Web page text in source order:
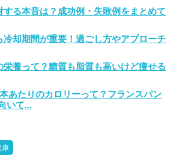
する本音は？成功例・失敗例をまとめて
冷却期間が重要！過ごし方やアプローチ
栄養って？糖質も脂質も高いけど痩せる
あたりのカロリーって？フランスパン
いて...
康